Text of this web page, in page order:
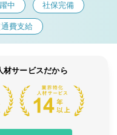
中 社保完備
費支給
材サービスだから